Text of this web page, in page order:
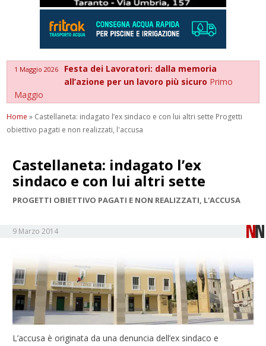
1 Maggio 2026
Festa dei Lavoratori: dalla memoria
all’azione per un lavoro più sicuro Primo
Maggio
Home » Castellaneta: indagato l’ex sindaco e con lui altri sette Progetti
obiettivo pagati e non realizzati, l'accusa
Castellaneta: indagato l’ex
sindaco e con lui altri sette
PROGETTI OBIETTIVO PAGATI E NON REALIZZATI, L'ACCUSA
9 Marzo 2014
L’accusa è originata da una denuncia dell’ex sindaco e